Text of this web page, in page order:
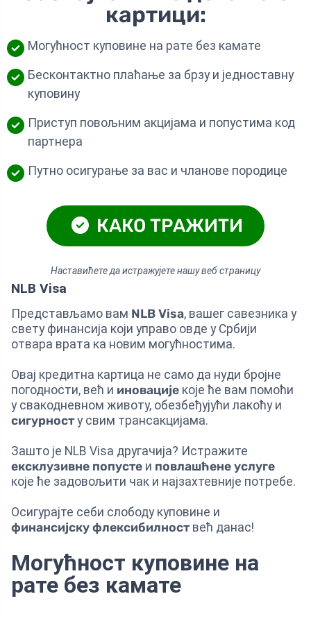
картици:
Могућност куповине на рате без камате
Бесконтактно плаћање за брзу и једноставну
куповину
Приступ повољним акцијама и попустима код
партнера
Путно осигурање за вас и чланове породице
КАКО ТРАЖИТИ
Наставићете да истражујете нашу веб страницу
NLB Visa
Представљамо вам NLB Visa, вашег савезника у
свету финансија који управо овде у Србији
отвара врата ка новим могућностима.
Овај кредитна картица не само да нуди бројне
погодности, већ и иновације које ће вам помоћи
у свакодневном животу, обезбеђујући лакоћу и
сигурносту свим трансакцијама.
Зашто је NLB Visa другачија? Истражите
ексклузивне попусте и повлашћене услуге
које ће задовољити чак и најзахтевније потребе.
Осигурајте себи слободу куповине и
финансијску флексибилноствећ данас!
Могућност куповине на
рате без камате